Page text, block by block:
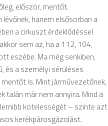
először, mentőt.
hanem elsősorban a
a cirkuszt érdeklődéssel
sem az, ha a 112, 104,
eszébe. Ma még senkiben,
és a személyi sérüléses
mentőt is. Mint járművezetőnek,
talán már nem annyira. Mind a
kötelességét – szinte azt
kerékpárosgázolást.